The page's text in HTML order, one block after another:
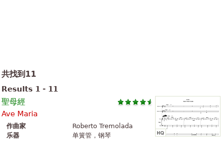
共找到11
Results 1 - 11
聖母經
Ave Maria
作曲家
Roberto Tremolada
乐器
单簧管，钢琴